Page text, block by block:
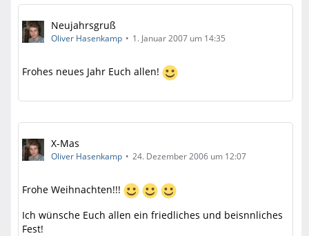
Neujahrsgruß
Oliver Hasenkamp 1. Januar 2007 um 14:35
Frohes neues Jahr Euch allen!
X-Mas
Oliver Hasenkamp 24. Dezember 2006 um 12:07
Frohe Weihnachten!!!
Ich wünsche Euch allen ein friedliches und beisnnliches
Fest!